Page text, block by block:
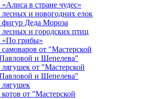
в стране чудес»
и новогодних елок
фигур Деда Мороза
и городских птиц
«По грибы»
от "Мастерской
и Шепелева"
от "Мастерской
и Шепелева"
от "Мастерской